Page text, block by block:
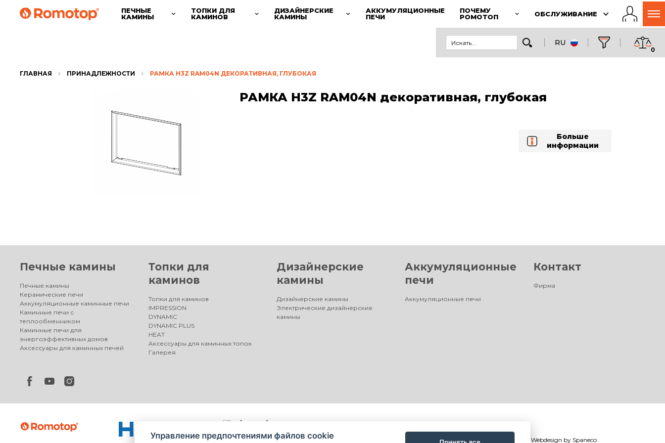
ПЕЧНЫЕ
КАМИНЫ
ТОПКИ ДЛЯ
КАМИНОВ
ДИЗАЙНЕРСКИЕ
КАМИНЫ
АККУМУЛЯЦИОННЫЕ
ПЕЧИ
ПОЧЕМУ
РОМОТОП
ОБСЛУЖИВАНИЕ
RU
0
ГЛАВНАЯ ПРИНАДЛЕЖНОСТИ РАМКА H3Z RAM04N ДЕКОРАТИВНАЯ, ГЛУБОКАЯ
РАМКА H3Z RAM04N декоративная, глубокая
Больше
информации
Печные камины
Печные камины
Керамические печи
Аккумуляционные каминные печи
Каминные печи с
теплообменником
Каминные печи для
энергоэффективных домов
Аксессуары для каминных печей
Топки для
каминов
Топки для каминов
IMPRESSION
DYNAMIC
DYNAMIC PLUS
HEAT
Аксессуары для каминных топок
Галерея
Дизайнерские
камины
Дизайнерские камины
Электрические дизайнерские
камины
Аккумуляционные
печи
Аккумуляционные печи
Контакт
Фирма
Romotop Webdesign by Spaneco
Управление предпочтениями файлов cookie